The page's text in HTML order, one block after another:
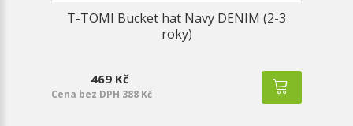
T-TOMI Bucket hat Navy DENIM (2-3
roky)
469 Kč
Cena bez DPH 388 Kč